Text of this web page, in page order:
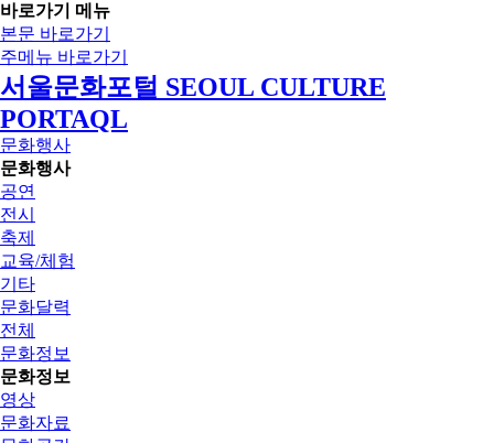
바로가기 메뉴
본문 바로가기
주메뉴 바로가기
서울문화포털 SEOUL CULTURE
PORTAQL
문화행사
문화행사
공연
전시
축제
교육/체험
기타
문화달력
전체
문화정보
문화정보
영상
문화자료